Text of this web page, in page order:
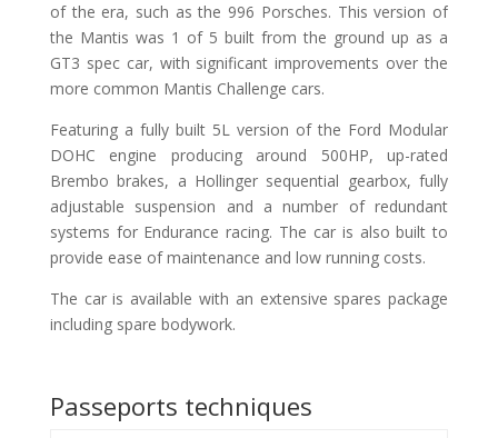
of the era, such as the 996 Porsches. This version of
the Mantis was 1 of 5 built from the ground up as a
GT3 spec car, with significant improvements over the
more common Mantis Challenge cars.
Featuring a fully built 5L version of the Ford Modular
DOHC engine producing around 500HP, up-rated
Brembo brakes, a Hollinger sequential gearbox, fully
adjustable suspension and a number of redundant
systems for Endurance racing. The car is also built to
provide ease of maintenance and low running costs.
The car is available with an extensive spares package
including spare bodywork.
Passeports techniques